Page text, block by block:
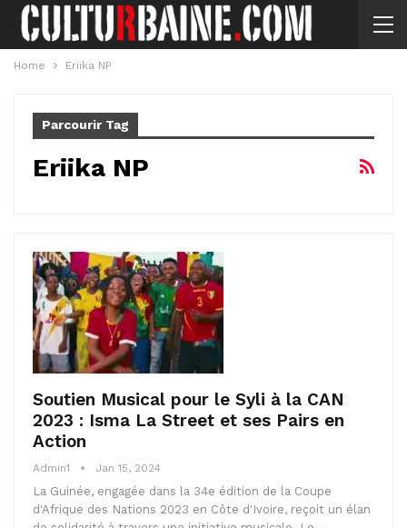
Home Eriika NP
Parcourir Tag
Eriika NP
Soutien Musical pour le Syli à la CAN
2023 : Isma La Street et ses Pairs en
Action
Admin1 Jan 15, 2024
La Guinée, engagée dans la 34e édition de la Coupe
d'Afrique des Nations 2023 en Côte d'Ivoire, reçoit un élan